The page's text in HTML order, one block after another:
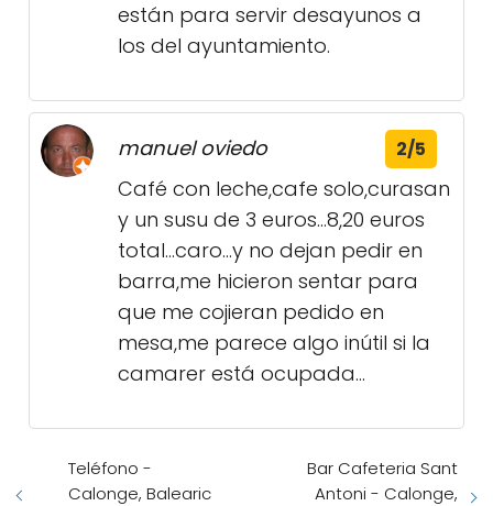
están para servir desayunos a
los del ayuntamiento.
manuel oviedo 2/5
Café con leche,cafe solo,curasan
y un susu de 3 euros...8,20 euros
total...caro...y no dejan pedir en
barra,me hicieron sentar para
que me cojieran pedido en
mesa,me parece algo inútil si la
camarer está ocupada...
Teléfono -
Calonge, Balearic
Bar Cafeteria Sant
Antoni - Calonge,